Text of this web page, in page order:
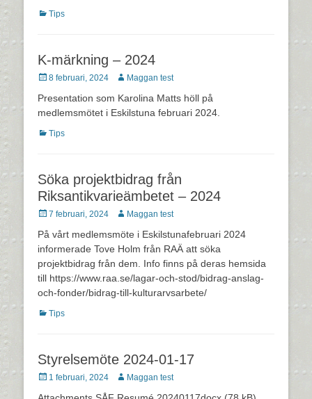
Kategorier
Tips
K-märkning – 2024
Postades
8 februari, 2024 Författare
Maggan test
Presentation som Karolina Matts höll på
medlemsmötet i Eskilstuna februari 2024.
Kategorier
Tips
Söka projektbidrag från
Riksantikvarieämbetet – 2024
Postades
7 februari, 2024 Författare
Maggan test
På vårt medlemsmöte i Eskilstunafebruari 2024
informerade Tove Holm från RAÄ att söka
projektbidrag från dem. Info finns på deras hemsida
till https://www.raa.se/lagar-och-stod/bidrag-anslag-
och-fonder/bidrag-till-kulturarvsarbete/
Kategorier
Tips
Styrelsemöte 2024-01-17
Postades
1 februari, 2024 Författare
Maggan test